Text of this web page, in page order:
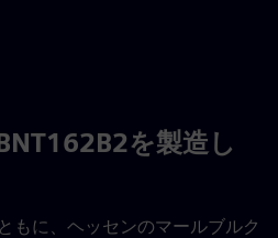
を製造し
もに、ヘッセンのマールブルク